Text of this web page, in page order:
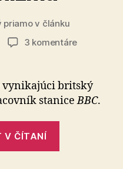
priamo v článku
3 komentárena
voči
vynikajúci britský
staniceBBC.
V ČÍTANÍ